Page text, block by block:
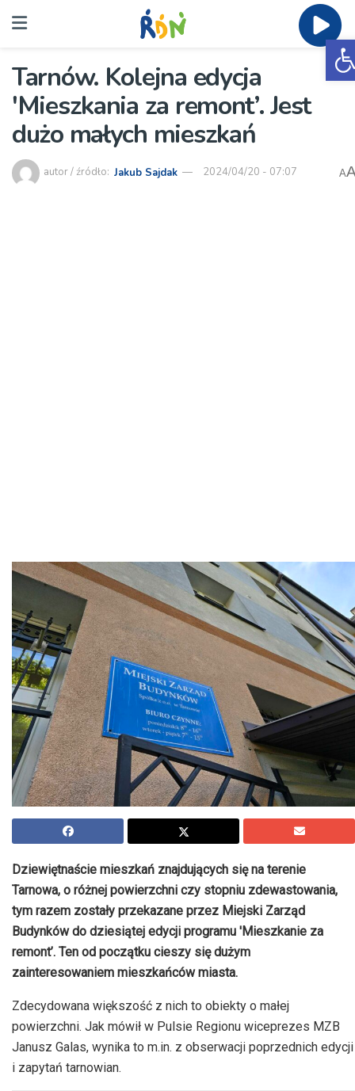
Tarnów. Kolejna edycja
'Mieszkania za remont’. Jest
dużo małych mieszkań
autor / źródło: Jakub Sajdak 2024/04/20 - 07:07 A
Dziewiętnaście mieszkań znajdujących się na terenie
Tarnowa, o różnej powierzchni czy stopniu zdewastowania,
tym razem zostały przekazane przez Miejski Zarząd
Budynków do dziesiątej edycji programu 'Mieszkanie za
remont’. Ten od początku cieszy się dużym
zainteresowaniem mieszkańców miasta.
Zdecydowana większość z nich to obiekty o małej
powierzchni. Jak mówił w Pulsie Regionu wiceprezes MZB
Janusz Galas, wynika to m.in. z obserwacji poprzednich edycji
i zapytań tarnowian.